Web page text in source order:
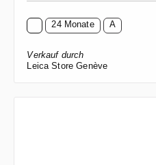
24 Monate A
Verkauf durch
Leica Store Genève